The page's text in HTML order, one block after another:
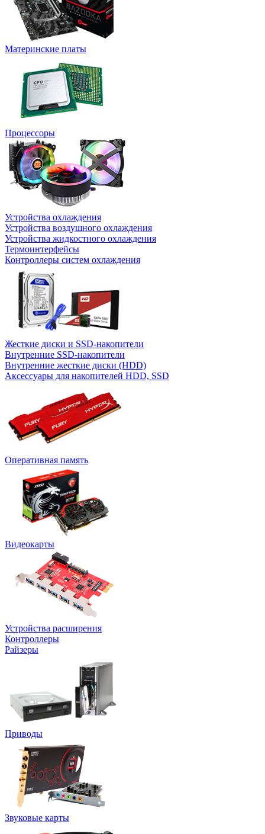
Материнские платы
Процессоры
Устройства охлаждения
Устройства воздушного охлаждения
Устройства жидкостного охлаждения
Термоинтерфейсы
Контроллеры систем охлаждения
Жесткие диски и SSD-накопители
Внутренние SSD-накопители
Внутренние жесткие диски (HDD)
Аксессуары для накопителей HDD, SSD
Оперативная память
Видеокарты
Устройства расширения
Контроллеры
Райзеры
Приводы
Звуковые карты